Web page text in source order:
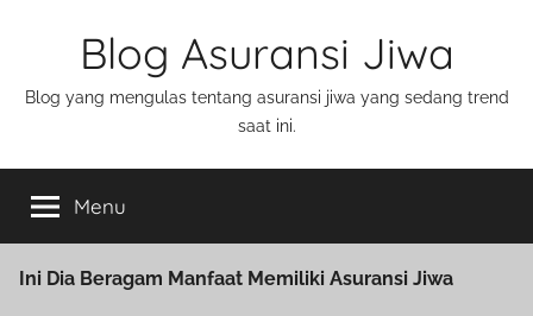
Blog Asuransi Jiwa
Blog yang mengulas tentang asuransi jiwa yang sedang trend
saat ini.
Menu
Ini Dia Beragam Manfaat Memiliki Asuransi Jiwa